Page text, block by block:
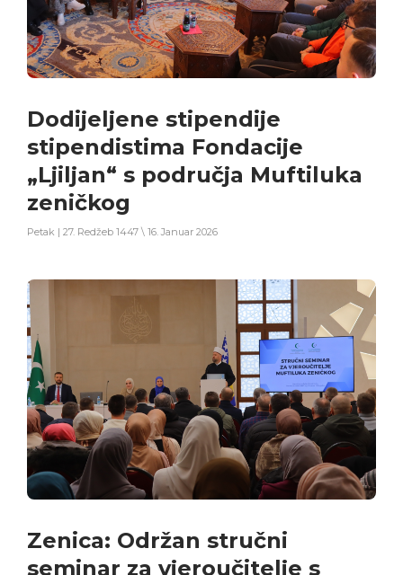
Dodijeljene stipendije
stipendistima Fondacije
„Ljiljan“ s područja Muftiluka
zeničkog
Petak | 27. Redžeb 1447 \ 16. Januar 2026
Zenica: Održan stručni
seminar za vjeroučitelje s